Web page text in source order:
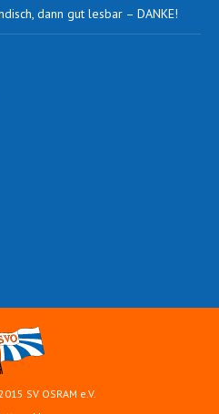
dann gut lesbar – DANKE!
SV OSRAM e.V.